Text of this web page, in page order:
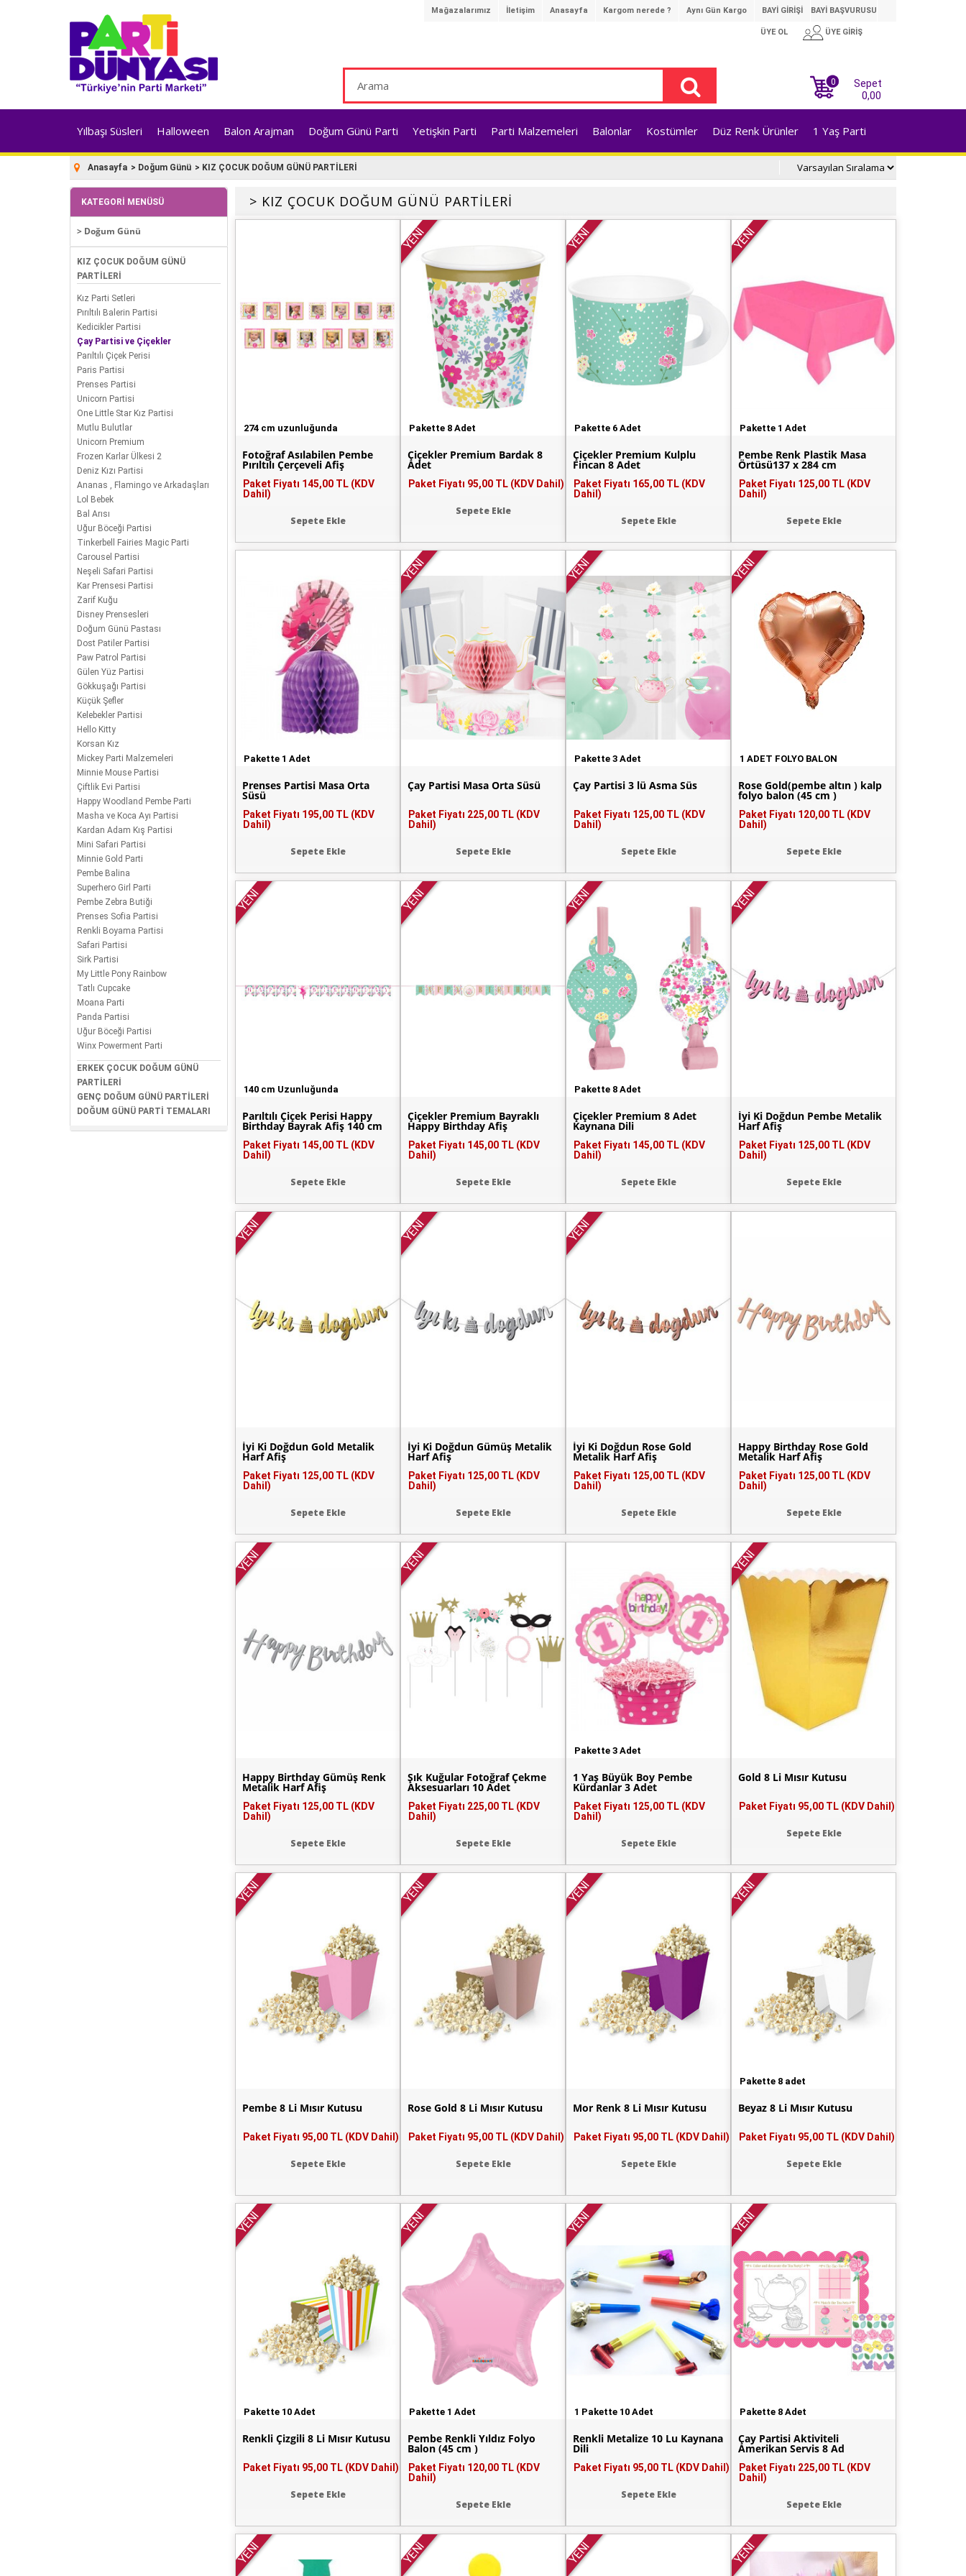
Mağazalarımız İletişim Anasayfa Kargom nerede ? Aynı Gün Kargo BAYİ GİRİŞİ BAYİ BAŞVURUSU
ÜYE GİRİŞ
ÜYE OL
Sepet
0
0,00
Yılbaşı Süsleri Halloween Balon Arajman Doğum Günü Parti Yetişkin Parti Parti Malzemeleri Balonlar Kostümler Düz Renk Ürünler 1 Yaş Parti
Anasayfa > Doğum Günü > KIZ ÇOCUK DOĞUM GÜNÜ PARTİLERİ
KATEGORI MENÜSÜ
> Doğum Günü
KIZ ÇOCUK DOĞUM GÜNÜ
PARTİLERİ
Kız Parti Setleri
Pırıltılı Balerin Partisi
Kedicikler Partisi
Çay Partisi ve Çiçekler
Parıltılı Çiçek Perisi
Paris Partisi
Prenses Partisi
Unicorn Partisi
One Little Star Kız Partisi
Mutlu Bulutlar
Unicorn Premium
Frozen Karlar Ülkesi 2
Deniz Kızı Partisi
Ananas , Flamingo ve Arkadaşları
Lol Bebek
Bal Arısı
Uğur Böceği Partisi
Tinkerbell Fairies Magic Parti
Carousel Partisi
Neşeli Safari Partisi
Kar Prensesi Partisi
Zarif Kuğu
Disney Prensesleri
Doğum Günü Pastası
Dost Patiler Partisi
Paw Patrol Partisi
Gülen Yüz Partisi
Gökkuşağı Partisi
Küçük Şefler
Kelebekler Partisi
Hello Kitty
Korsan Kız
Mickey Parti Malzemeleri
Minnie Mouse Partisi
Çiftlik Evi Partisi
Happy Woodland Pembe Parti
Masha ve Koca Ayı Partisi
Kardan Adam Kış Partisi
Mini Safari Partisi
Minnie Gold Parti
Pembe Balina
Superhero Girl Parti
Pembe Zebra Butiği
Prenses Sofia Partisi
Renkli Boyama Partisi
Safari Partisi
Sirk Partisi
My Little Pony Rainbow
Tatlı Cupcake
Moana Parti
Panda Partisi
Uğur Böceği Partisi
Winx Powerment Parti
ERKEK ÇOCUK DOĞUM GÜNÜ
PARTİLERİ
GENÇ DOĞUM GÜNÜ PARTİLERİ
DOĞUM GÜNÜ PARTİ TEMALARI
> KIZ ÇOCUK DOĞUM GÜNÜ PARTİLERİ
274 cm uzunluğunda
Fotoğraf Asılabilen Pembe
Pırıltılı Çerçeveli Afiş
Paket Fiyatı 145,00 TL (KDV
Dahil)
Sepete Ekle
Pakette 8 Adet
YENİ
Çiçekler Premium Bardak 8
Adet
Paket Fiyatı 95,00 TL (KDV Dahil)
Sepete Ekle
Pakette 6 Adet
YENİ
Çiçekler Premium Kulplu
Fincan 8 Adet
Paket Fiyatı 165,00 TL (KDV
Dahil)
Sepete Ekle
Pakette 1 Adet
YENİ
Pembe Renk Plastik Masa
Örtüsü137 x 284 cm
Paket Fiyatı 125,00 TL (KDV
Dahil)
Sepete Ekle
Pakette 1 Adet
Prenses Partisi Masa Orta
Süsü
Paket Fiyatı 195,00 TL (KDV
Dahil)
Sepete Ekle
YENİ
Çay Partisi Masa Orta Süsü
Paket Fiyatı 225,00 TL (KDV
Dahil)
Sepete Ekle
Pakette 3 Adet
YENİ
Çay Partisi 3 lü Asma Süs
Paket Fiyatı 125,00 TL (KDV
Dahil)
Sepete Ekle
1 ADET FOLYO BALON
YENİ
Rose Gold(pembe altın ) kalp
folyo balon (45 cm )
Paket Fiyatı 120,00 TL (KDV
Dahil)
Sepete Ekle
140 cm Uzunluğunda
YENİ
Parıltılı Çiçek Perisi Happy
Birthday Bayrak Afiş 140 cm
Paket Fiyatı 145,00 TL (KDV
Dahil)
Sepete Ekle
YENİ
Çiçekler Premium Bayraklı
Happy Birthday Afiş
Paket Fiyatı 145,00 TL (KDV
Dahil)
Sepete Ekle
Pakette 8 Adet
YENİ
Çiçekler Premium 8 Adet
Kaynana Dili
Paket Fiyatı 145,00 TL (KDV
Dahil)
Sepete Ekle
YENİ
İyi Ki Doğdun Pembe Metalik
Harf Afiş
Paket Fiyatı 125,00 TL (KDV
Dahil)
Sepete Ekle
YENİ
İyi Ki Doğdun Gold Metalik
Harf Afiş
Paket Fiyatı 125,00 TL (KDV
Dahil)
Sepete Ekle
YENİ
İyi Ki Doğdun Gümüş Metalik
Harf Afiş
Paket Fiyatı 125,00 TL (KDV
Dahil)
Sepete Ekle
YENİ
İyi Ki Doğdun Rose Gold
Metalik Harf Afiş
Paket Fiyatı 125,00 TL (KDV
Dahil)
Sepete Ekle
Happy Birthday Rose Gold
Metalik Harf Afiş
Paket Fiyatı 125,00 TL (KDV
Dahil)
Sepete Ekle
YENİ
Happy Birthday Gümüş Renk
Metalik Harf Afiş
Paket Fiyatı 125,00 TL (KDV
Dahil)
Sepete Ekle
YENİ
Şık Kuğular Fotoğraf Çekme
Aksesuarları 10 Adet
Paket Fiyatı 225,00 TL (KDV
Dahil)
Sepete Ekle
Pakette 3 Adet
1 Yaş Büyük Boy Pembe
Kürdanlar 3 Adet
Paket Fiyatı 125,00 TL (KDV
Dahil)
Sepete Ekle
YENİ
Gold 8 Li Mısır Kutusu
Paket Fiyatı 95,00 TL (KDV Dahil)
Sepete Ekle
YENİ
Pembe 8 Li Mısır Kutusu
Paket Fiyatı 95,00 TL (KDV Dahil)
Sepete Ekle
YENİ
Rose Gold 8 Li Mısır Kutusu
Paket Fiyatı 95,00 TL (KDV Dahil)
Sepete Ekle
YENİ
Mor Renk 8 Li Mısır Kutusu
Paket Fiyatı 95,00 TL (KDV Dahil)
Sepete Ekle
Pakette 8 adet
YENİ
Beyaz 8 Li Mısır Kutusu
Paket Fiyatı 95,00 TL (KDV Dahil)
Sepete Ekle
Pakette 10 Adet
YENİ
Renkli Çizgili 8 Li Mısır Kutusu
Paket Fiyatı 95,00 TL (KDV Dahil)
Sepete Ekle
Pakette 1 Adet
YENİ
Pembe Renkli Yıldız Folyo
Balon (45 cm )
Paket Fiyatı 120,00 TL (KDV
Dahil)
Sepete Ekle
1 Pakette 10 Adet
YENİ
Renkli Metalize 10 Lu Kaynana
Dili
Paket Fiyatı 95,00 TL (KDV Dahil)
Sepete Ekle
Pakette 8 Adet
YENİ
Çay Partisi Aktiviteli
Amerikan Servis 8 Ad
Paket Fiyatı 225,00 TL (KDV
Dahil)
Sepete Ekle
YENİ YENİ YENİ YENİ